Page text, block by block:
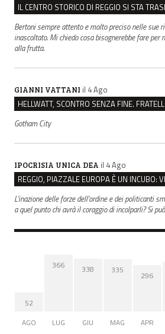
Bertoni sempre attento e molto preciso nelle sue
inascoltato. Mi chiedo cosa bisognerebbe fare
alla frutta.
GIANNI VATTANI il 4 Ago
Gotham City
IPOCRISIA UNICA DEA il 4 Ago
L'inazione delle forze dell'ordine e dei politicanti
a quel punto chi avrà il coraggio di incolparli? Si
52
AGO
366
LUG
338
GIU
335
MAG
296
APR